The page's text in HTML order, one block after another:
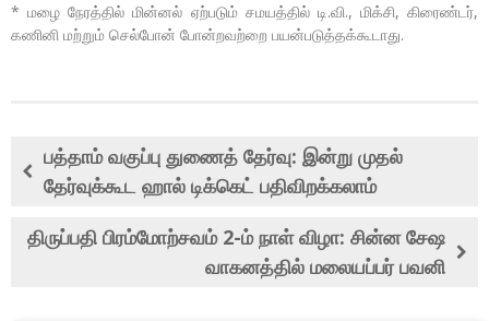
* மழை நேரத்தில் மின்னல் ஏற்படும் சமயத்தில் டி.வி., மிக்சி, கிரைண்டர்,
கணினி மற்றும் செல்போன் போன்றவற்றை பயன்படுத்தக்கூடாது.
பத்தாம் வகுப்பு துணைத் தேர்வு: இன்று முதல்
தேர்வுக்கூட ஹால் டிக்கெட் பதிவிறக்கலாம்
திருப்பதி பிரம்மோற்சவம் 2-ம் நாள் விழா: சின்ன சேஷ
வாகனத்தில் மலையப்பர் பவனி